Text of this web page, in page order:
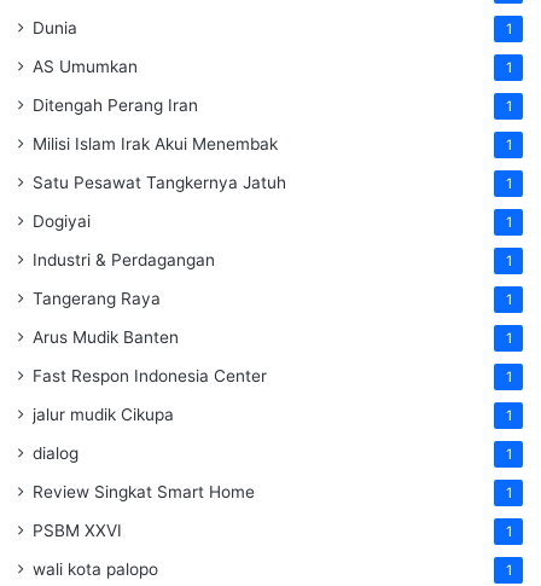
Dunia 1
AS Umumkan 1
Ditengah Perang Iran 1
Milisi Islam Irak Akui Menembak 1
Satu Pesawat Tangkernya Jatuh 1
Dogiyai 1
Industri & Perdagangan 1
Tangerang Raya 1
Arus Mudik Banten 1
Fast Respon Indonesia Center 1
jalur mudik Cikupa 1
dialog 1
Review Singkat Smart Home 1
PSBM XXVI 1
wali kota palopo 1